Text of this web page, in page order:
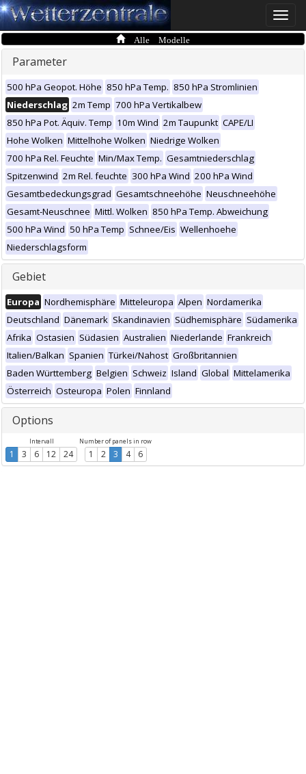
Toggle
Alle Modelle
Parameter
500 hPa Geopot. Höhe 850 hPa Temp. 850 hPa Stromlinien
Niederschlag 2m Temp 700 hPa Vertikalbew
850 hPa Pot. Äquiv. Temp 10m Wind 2m Taupunkt CAPE/LI
Hohe Wolken Mittelhohe Wolken Niedrige Wolken
700 hPa Rel. Feuchte Min/Max Temp. Gesamtniederschlag
Spitzenwind 2m Rel. feuchte 300 hPa Wind 200 hPa Wind
Gesamtbedeckungsgrad Gesamtschneehöhe Neuschneehöhe
Gesamt-Neuschnee Mittl. Wolken 850 hPa Temp. Abweichung
500 hPa Wind 50 hPa Temp Schnee/Eis Wellenhoehe
Niederschlagsform
Gebiet
Europa Nordhemisphäre Mitteleuropa Alpen Nordamerika
Deutschland Dänemark Skandinavien Südhemisphäre Südamerika
Afrika Ostasien Südasien Australien Niederlande Frankreich
Italien/Balkan Spanien Türkei/Nahost Großbritannien
Baden Württemberg Belgien Schweiz Island Global Mittelamerika
Österreich Osteuropa Polen Finnland
Options
Intervall
1 3 6 12 24
Number of panels in row
1 2 3 4 6